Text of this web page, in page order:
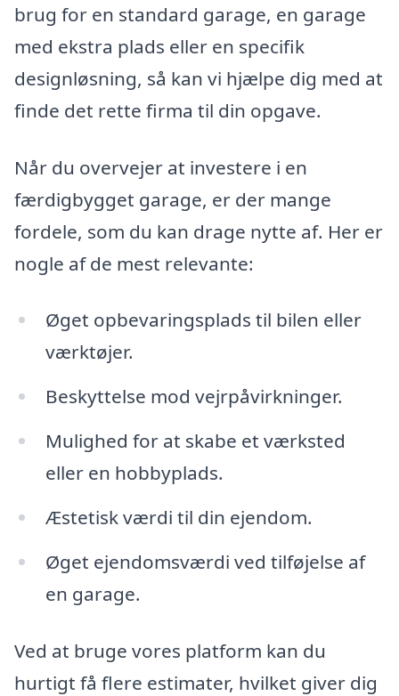
brug for en standard garage, en garage
med ekstra plads eller en specifik
designløsning, så kan vi hjælpe dig med at
finde det rette firma til din opgave.
Når du overvejer at investere i en
færdigbygget garage, er der mange
fordele, som du kan drage nytte af. Her er
nogle af de mest relevante:
Øget opbevaringsplads til bilen eller
værktøjer.
Beskyttelse mod vejrpåvirkninger.
Mulighed for at skabe et værksted
eller en hobbyplads.
Æstetisk værdi til din ejendom.
Øget ejendomsværdi ved tilføjelse af
en garage.
Ved at bruge vores platform kan du
hurtigt få flere estimater, hvilket giver dig